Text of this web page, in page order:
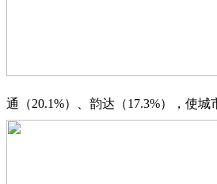
通（20.1%）、韵达（17.3%），使